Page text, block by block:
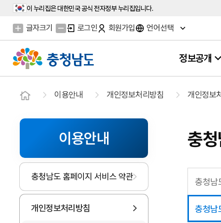
이 누리집은 대한민국 공식 전자정부 누리집입니다.
글자크기 로그인 회원가입 언어선택
정보공개
이용안내 개인정보처리방침 개인정보
이용안내
충청남도 홈페이지 서비스 약관
개인정보처리방침
충
충청남
충청남